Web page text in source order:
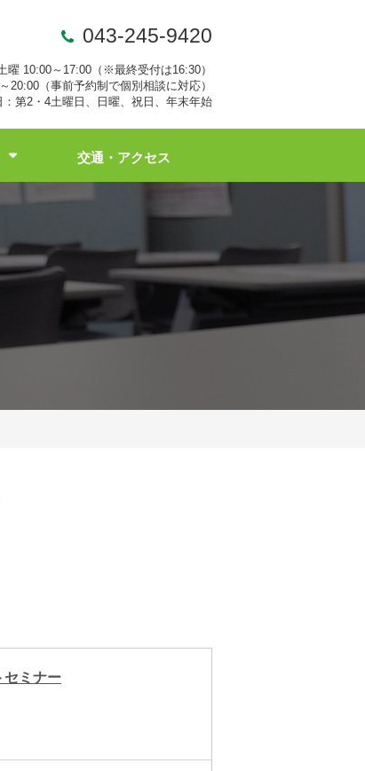
043-245-9420
曜 10:00～17:00（※最終受付は16:30）
20:00（事前予約制で個別相談に対応）
：第2・4土曜日、日曜、祝日、年末年始
交通・アクセス
セミナー